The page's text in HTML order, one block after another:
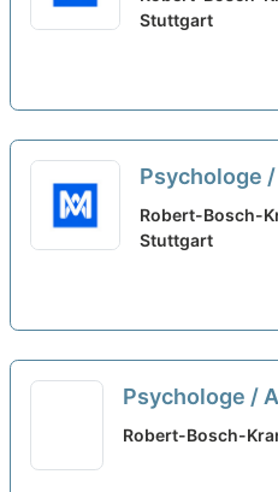
Stuttgart
Psychologe
Robert-Bosch-
Stuttgart
Psychologe
Robert-Bosch-